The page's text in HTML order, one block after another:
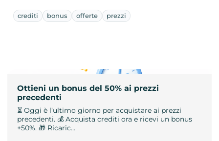
crediti bonus offerte prezzi
Ottieni un bonus del 50% ai prezzi
precedenti
⏳ Oggi è l’ultimo giorno per acquistare ai prezzi
precedenti. 💰 Acquista crediti ora e ricevi un bonus
+50%. 🎁 Ricaric…